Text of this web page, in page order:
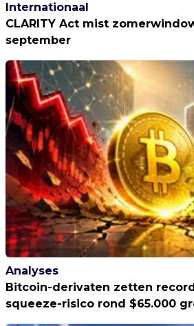
Internationaal
CLARITY Act mist
september
Analyses
Bitcoin-derivaten zetten
squeeze-risico rond $65.000